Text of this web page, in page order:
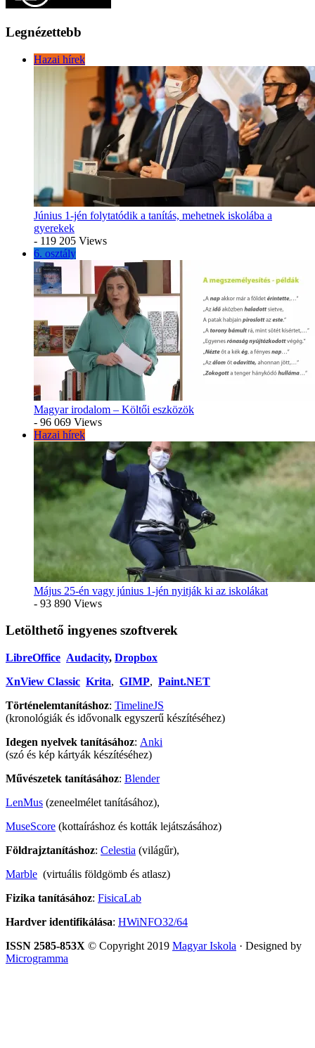
Legnézettebb
Hazai hírek
Június 1-jén folytatódik a tanítás, mehetnek iskolába a
gyerekek
- 119 205 Views
6. osztály
Magyar irodalom – Költői eszközök
- 96 069 Views
Hazai hírek
Május 25-én vagy június 1-jén nyitják ki az iskolákat
- 93 890 Views
Letölthető ingyenes szoftverek
LibreOffice Audacity, Dropbox
XnView Classic Krita, GIMP, Paint.NET
Történelemtanításhoz: TimelineJS
(kronológiák és idővonalk egyszerű készítéséhez)
Idegen nyelvek tanításához: Anki
(szó és kép kártyák készítéséhez)
Művészetek tanításához: Blender
LenMus (zeneelmélet tanításához),
MuseScore (kottaíráshoz és kották lejátszásához)
Földrajztanításhoz: Celestia (világűr),
Marble (virtuális földgömb és atlasz)
Fizika tanításához: FisicaLab
Hardver identifikálása: HWiNFO32/64
ISSN 2585-853X © Copyright 2019 Magyar Iskola · Designed by
Microgramma